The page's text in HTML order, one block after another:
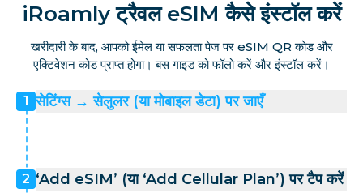
iRoamly ट्रैवल eSIM कैसे इंस्टॉल करें
खरीदारी के बाद, आपको ईमेल या सफलता पेज पर eSIM QR कोड और
एक्टिवेशन कोड प्राप्त होगा। बस गाइड को फॉलो करें और इंस्टॉल करें।
1 सेटिंग्स → सेलुलर (या मोबाइल डेटा) पर जाएँ
2 ‘Add eSIM’ (या ‘Add Cellular Plan’) पर टैप करें